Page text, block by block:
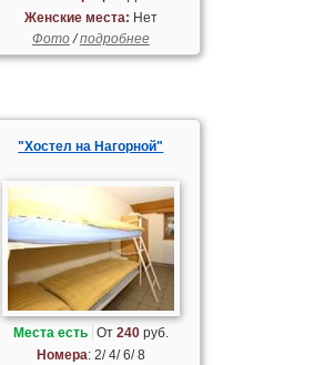
Женские места: Нет
Фото/подробнее
"Хостел на Нагорной"
Места есть От 240руб.
Номера: 2/ 4/ 6/ 8